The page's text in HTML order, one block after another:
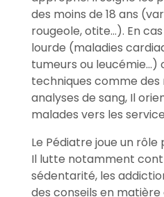
des moins de 18 ans
rougeole, otite…). En
lourde (maladies
tumeurs ou leucémie…)
techniques comme des
analyses de sang, Il
malades vers les
Le Pédiatre joue un
Il lutte notamment
sédentarité, les
des conseils en matière